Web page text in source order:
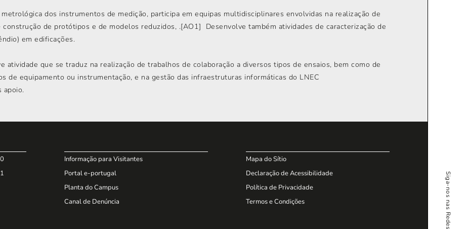
Siga-nos nas Redes Sociais
dos instrumentos de medição, participa em equipas multidisciplinares envolvidas na realização de
de protótipos e de modelos reduzidos, .[AO1] Desenvolve também atividades de caracterização de
em edificações.
atividade que se traduz na realização de trabalhos de colaboração a diversos tipos de ensaios, bem como de
de equipamento ou instrumentação, e na gestão das infraestruturas informáticas do LNEC
apoio.
Informação para Visitantes
Portal e-portugal
Planta do Campus
Canal de Denúncia
Mapa do Sítio
Declaração de Acessibilidade
Política de Privacidade
Termos e Condições